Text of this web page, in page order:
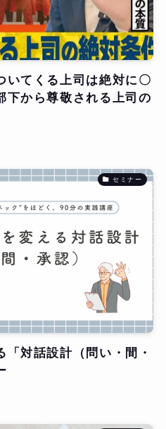
いてくる上司は絶対に〇
下から尊敬される上司の
セミナー
対話設計（問い・間・